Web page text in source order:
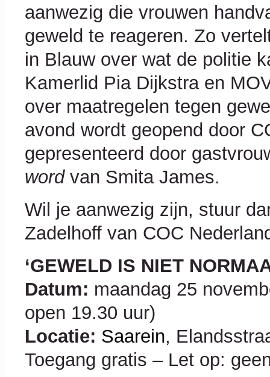
aanwezig die vrouwen
geweld te reageren. Zo
in Blauw over wat de politie
Kamerlid Pia Dijkstra en
over maatregelen tegen
avond wordt geopend door
gepresenteerd door
word van Smita James.
Wil je aanwezig zijn, stuur
Zadelhoff van COC
‘GEWELD IS NIET
Datum: maandag 25
open 19.30 uur)
Locatie: Saarein,
Toegang gratis – Let op: